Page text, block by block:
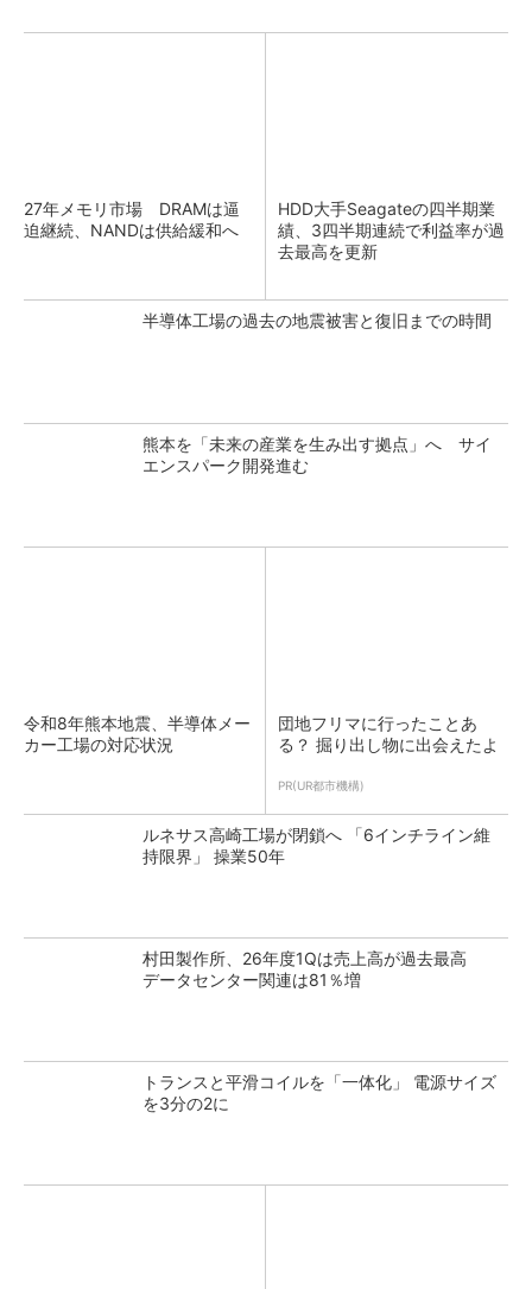
27年メモリ市場 DRAMは逼
迫継続、NANDは供給緩和へ
HDD大手Seagateの四半期業
績、3四半期連続で利益率が過
去最高を更新
半導体工場の過去の地震被害と復旧までの時間
熊本を「未来の産業を生み出す拠点」へ サイ
エンスパーク開発進む
令和8年熊本地震、半導体メー
カー工場の対応状況
団地フリマに行ったことあ
る？ 掘り出し物に出会えたよ
PR(UR都市機構)
ルネサス高崎工場が閉鎖へ 「6インチライン維
持限界」 操業50年
村田製作所、26年度1Qは売上高が過去最高
データセンター関連は81％増
トランスと平滑コイルを「一体化」 電源サイズ
を3分の2に